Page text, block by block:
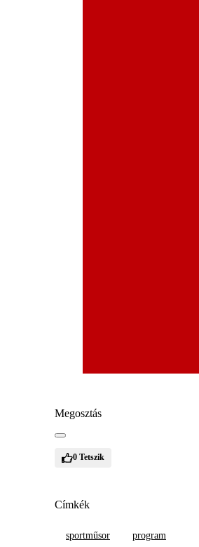
Megosztás
0 Tetszik
Címkék
sportműsor program